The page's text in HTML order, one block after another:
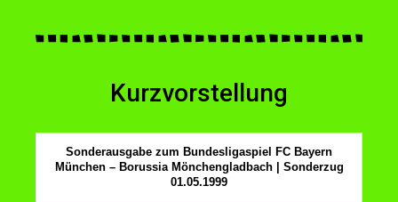
Kurzvorstellung
Sonderausgabe zum Bundesligaspiel FC Bayern
München – Borussia Mönchengladbach | Sonderzug
01.05.1999